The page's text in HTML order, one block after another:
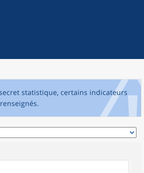
statistique, certains indicateurs